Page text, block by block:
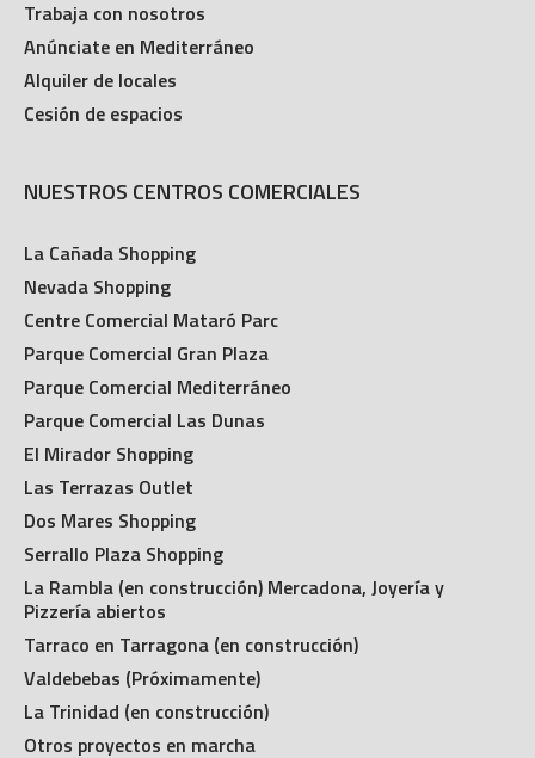
Anúnciate en Mediterráneo
Alquiler de locales
Cesión de espacios
Nevada Shopping
Centre Comercial Mataró Parc
Parque Comercial Gran Plaza
Parque Comercial Mediterráneo
Parque Comercial Las Dunas
El Mirador Shopping
Las Terrazas Outlet
Dos Mares Shopping
Serrallo Plaza Shopping
La Rambla (en construcción) Mercadona, Joyería y
Pizzería abiertos
Tarraco en Tarragona (en construcción)
Valdebebas (Próximamente)
La Trinidad (en construcción)
Otros proyectos en marcha